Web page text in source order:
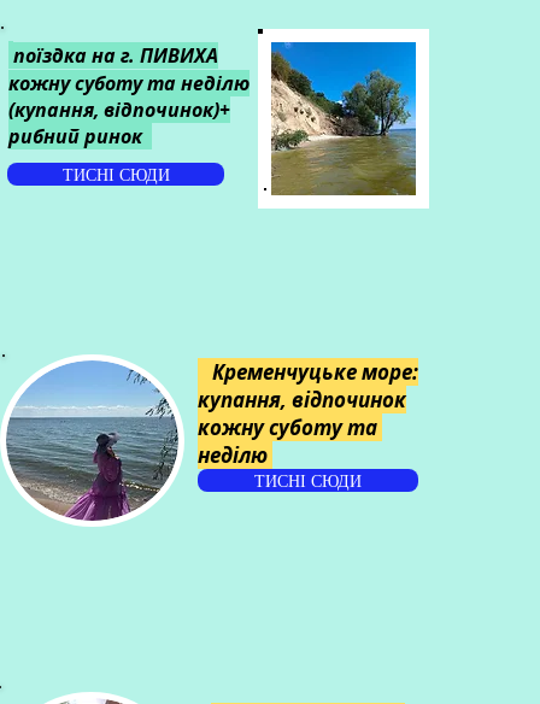
поїздка на г. ПИВИХА
кожну суботу та неділю
(купання, відпочинок)+
рибний ринок
ТИСНІ СЮДИ
Кременчуцьке море:
купання, відпочинок
кожну суботу та
неділю
ТИСНІ СЮДИ